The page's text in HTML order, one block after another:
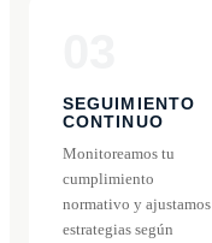
SEGUIMIENTO
CONTINUO
Monitoreamos tu
cumplimiento
normativo y ajustamos
estrategias según